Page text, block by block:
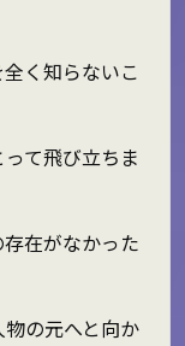
く知らないこ
て飛び立ちま
在がなかった
の元へと向か